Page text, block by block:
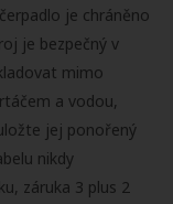
je chráněno
je bezpečný v
mimo
a vodou,
jej ponořený
nikdy
záruka 3 plus 2